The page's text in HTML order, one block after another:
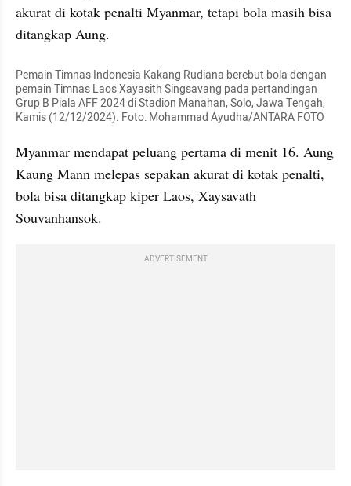
akurat di kotak penalti Myanmar, tetapi bola masih bisa
ditangkap Aung.
Pemain Timnas Indonesia Kakang Rudiana berebut bola dengan
pemain Timnas Laos Xayasith Singsavang pada pertandingan
Grup B Piala AFF 2024 di Stadion Manahan, Solo, Jawa Tengah,
Kamis (12/12/2024). Foto: Mohammad Ayudha/ANTARA FOTO
Myanmar mendapat peluang pertama di menit 16. Aung
Kaung Mann melepas sepakan akurat di kotak penalti,
bola bisa ditangkap kiper Laos, Xaysavath
Souvanhansok.
ADVERTISEMENT